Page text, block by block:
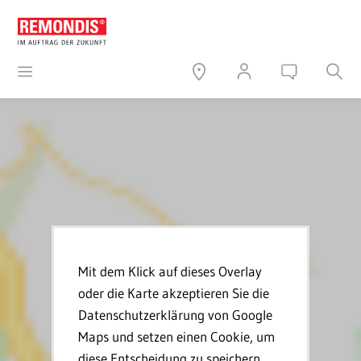
Mit dem Klick auf dieses Overlay
oder die Karte akzeptieren Sie die
Datenschutzerklärung von Google
Maps und setzen einen Cookie, um